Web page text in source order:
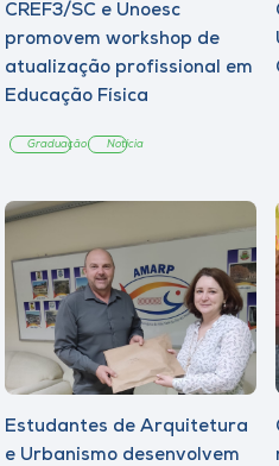
CREF3/SC e Unoesc
promovem workshop de
atualização profissional em
Educação Física
Graduação Notícia
Estudantes de Arquitetura
e Urbanismo desenvolvem